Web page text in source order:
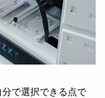
で選択できる点で